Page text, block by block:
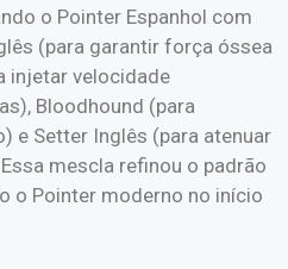
o Pointer Espanhol com
(para garantir força óssea
injetar velocidade
Bloodhound (para
e Setter Inglês (para atenuar
mescla refinou o padrão
o Pointer moderno no início